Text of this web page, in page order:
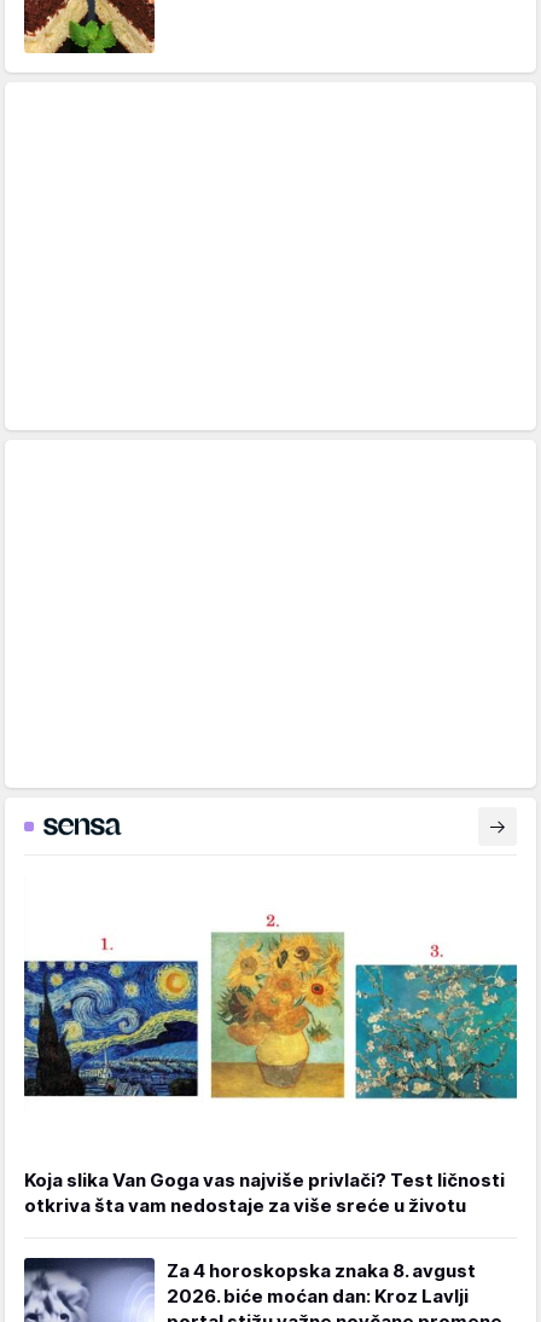
Koja slika Van Goga vas najviše privlači? Test ličnosti
otkriva šta vam nedostaje za više sreće u životu
Za 4 horoskopska znaka 8. avgust
2026. biće moćan dan: Kroz Lavlji